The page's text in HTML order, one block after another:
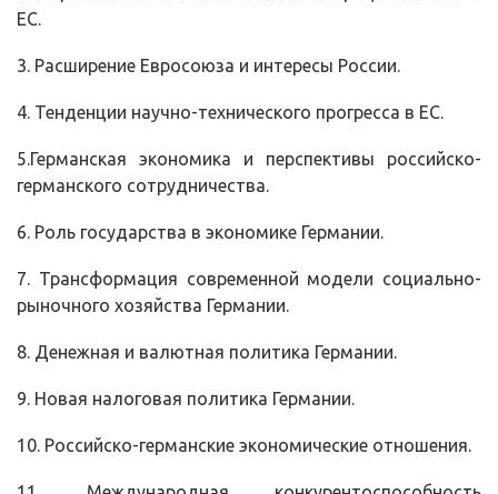
ЕС.
3. Расширение Евросоюза и интересы России.
4. Тенденции научно-технического прогресса в ЕС.
5.Германская экономика и перспективы российско-
германского сотрудничества.
6. Роль государства в экономике Германии.
7. Трансформация современной модели социально-
рыночного хозяйства Германии.
8. Денежная и валютная политика Германии.
9. Новая налоговая политика Германии.
10. Российско-германские экономические отношения.